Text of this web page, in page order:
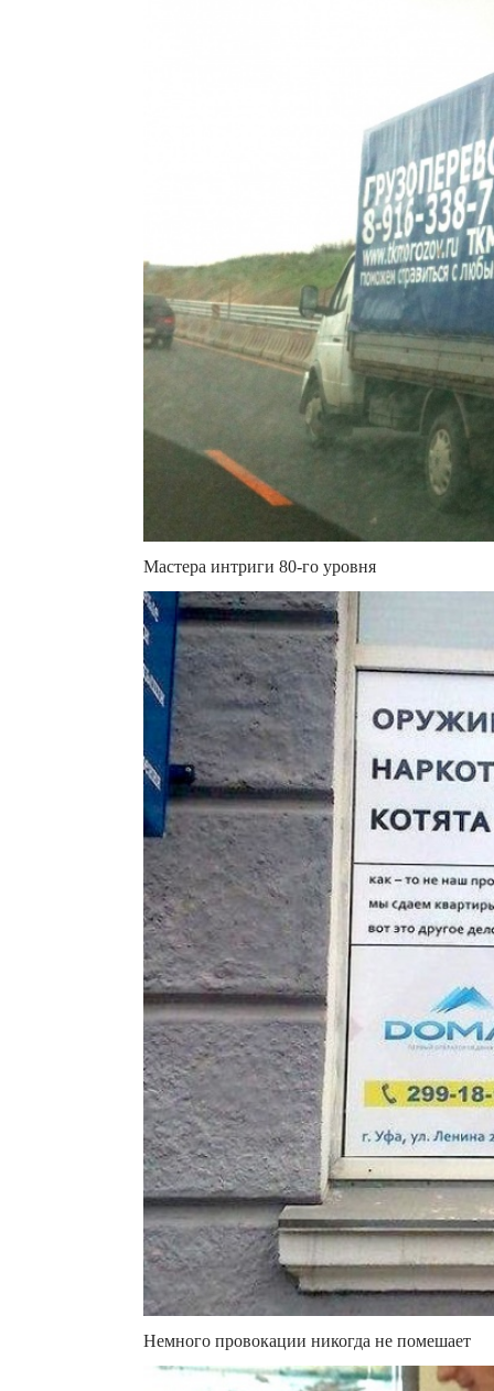
Мастера интриги 80-го уровня
Немного провокации никогда не помешает